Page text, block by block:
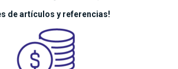
de artículos y referencias!